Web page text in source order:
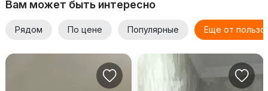
Вам может быть интересно
Рядом По цене Популярные Еще от